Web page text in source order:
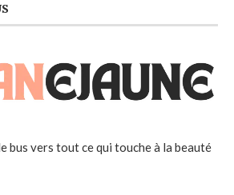
bus vers tout ce qui touche à la beauté